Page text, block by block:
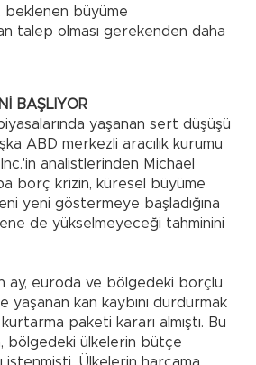
beklenen büyüme
talep olması gerekenden daha
BAŞLIYOR
yaşanan sert düşüşü
ABD merkezli aracılık kurumu
analistlerinden Michael
borç krizin, küresel büyüme
yeni göstermeye başladığına
de yükselmeyeceği tahminini
ay, euroda ve bölgedeki borçlu
yaşanan kan kaybını durdurmak
paketi kararı almıştı. Bu
bölgedeki ülkelerin bütçe